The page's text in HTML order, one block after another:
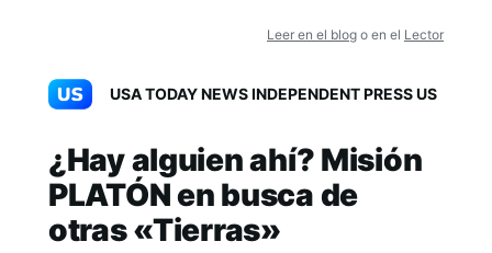
Leer en el blog o en el Lector
USA TODAY NEWS INDEPENDENT PRESS US
¿Hay alguien ahí? Misión
PLATÓN en busca de
otras «Tierras»